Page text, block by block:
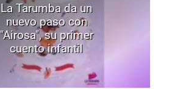
La Tarumba da un
nuevo paso con
"Airosa", su primer
cuento infantil